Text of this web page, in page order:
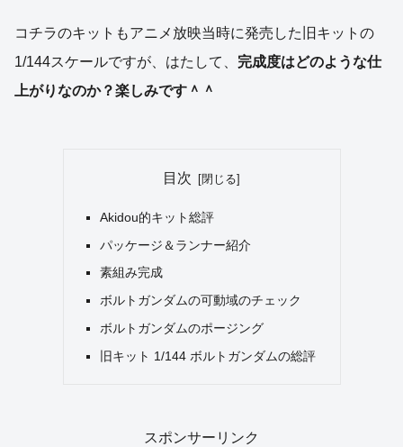
コチラのキットもアニメ放映当時に発売した旧キットの
1/144スケールですが、はたして、 完成度はどのような仕
上がりなのか？楽しみです＾＾
目次
Akidou的キット総評
パッケージ＆ランナー紹介
素組み完成
ボルトガンダムの可動域のチェック
ボルトガンダムのポージング
旧キット 1/144 ボルトガンダムの総評
スポンサーリンク